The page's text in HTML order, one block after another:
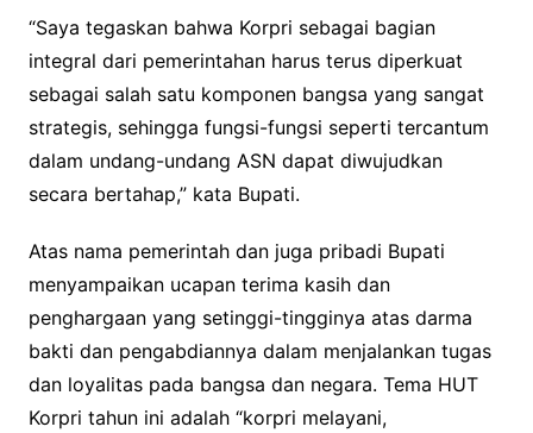
“Saya tegaskan bahwa Korpri sebagai bagian
integral dari pemerintahan harus terus diperkuat
sebagai salah satu komponen bangsa yang sangat
strategis, sehingga fungsi-fungsi seperti tercantum
dalam undang-undang ASN dapat diwujudkan
secara bertahap,” kata Bupati.
Atas nama pemerintah dan juga pribadi Bupati
menyampaikan ucapan terima kasih dan
penghargaan yang setinggi-tingginya atas darma
bakti dan pengabdiannya dalam menjalankan tugas
dan loyalitas pada bangsa dan negara. Tema HUT
Korpri tahun ini adalah “korpri melayani,